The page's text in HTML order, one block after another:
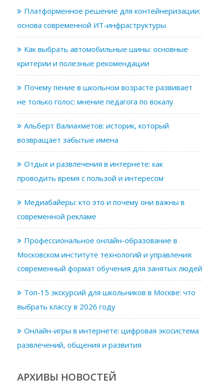
Платформенное решение для контейнеризации:
основа современной ИТ-инфраструктуры
Как выбрать автомобильные шины: основные
критерии и полезные рекомендации
Почему пение в школьном возрасте развивает
не только голос: мнение педагога по вокалу
Альберт Валиахметов: историк, который
возвращает забытые имена
Отдых и развлечения в интернете: как
проводить время с пользой и интересом
Медиабайеры: кто это и почему они важны в
современной рекламе
Профессиональное онлайн-образование в
Московском институте технологий и управления:
современный формат обучения для занятых людей
Топ-15 экскурсий для школьников в Москве: что
выбрать классу в 2026 году
Онлайн-игры в интернете: цифровая экосистема
развлечений, общения и развития
АРХИВЫ НОВОСТЕЙ